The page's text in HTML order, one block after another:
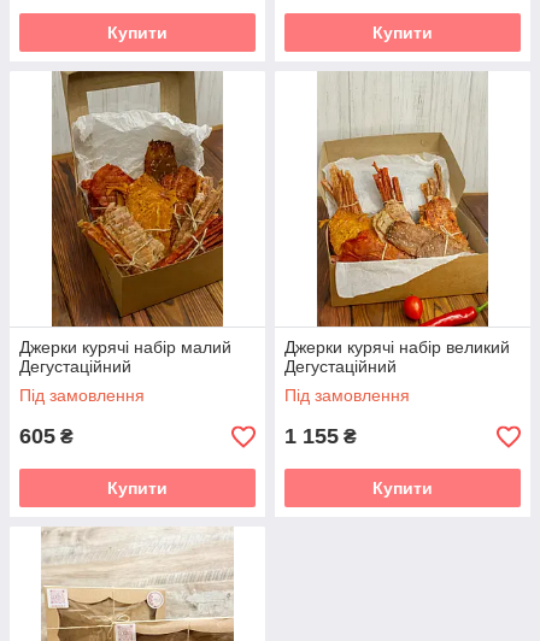
Купити Купити
Джерки курячі набір малий
Дегустаційний
Під замовлення
605 ₴
Купити
Джерки курячі набір великий
Дегустаційний
Під замовлення
1 155 ₴
Купити